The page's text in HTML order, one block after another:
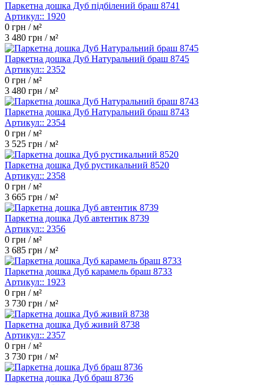
Паркетна дошка Дуб підбілений браш 8741
Артикул:: 1920
0 грн / м²
3 480 грн / м²
Паркетна дошка Дуб Натуральний браш 8745
Артикул:: 2352
0 грн / м²
3 480 грн / м²
Паркетна дошка Дуб Натуральний браш 8743
Артикул:: 2354
0 грн / м²
3 525 грн / м²
Паркетна дошка Дуб рустикальний 8520
Артикул:: 2358
0 грн / м²
3 665 грн / м²
Паркетна дошка Дуб автентик 8739
Артикул:: 2356
0 грн / м²
3 685 грн / м²
Паркетна дошка Дуб карамель браш 8733
Артикул:: 1923
0 грн / м²
3 730 грн / м²
Паркетна дошка Дуб живий 8738
Артикул:: 2357
0 грн / м²
3 730 грн / м²
Паркетна дошка Дуб браш 8736